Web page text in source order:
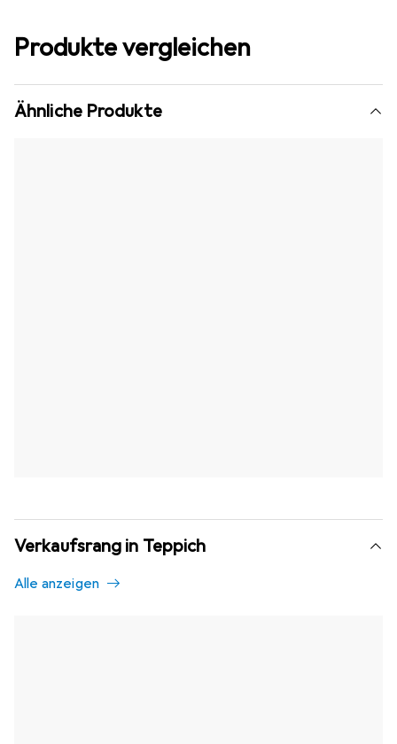
Produkte vergleichen
Ähnliche Produkte
Verkaufsrang in Teppich
Alle anzeigen